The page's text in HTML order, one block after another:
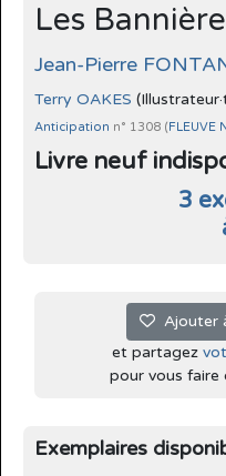
Les
Jean-Pierre
Terry OAKES
Anticipation n° 1308 (FLEUVE
Livre neuf
3
Ajouter
et partagez
pour vous faire
Exemplaires